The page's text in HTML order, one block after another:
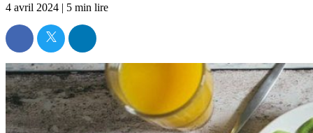
4 avril 2024 | 5 min lire